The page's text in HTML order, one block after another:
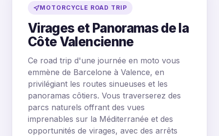
MOTORCYCLE ROAD TRIP
Virages et Panoramas de la
Côte Valencienne
Ce road trip d'une journée en moto vous
emmène de Barcelone à Valence, en
privilégiant les routes sinueuses et les
panoramas côtiers. Vous traverserez des
parcs naturels offrant des vues
imprenables sur la Méditerranée et des
opportunités de virages, avec des arrêts